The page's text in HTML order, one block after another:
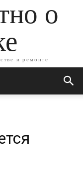
о
и ремонте